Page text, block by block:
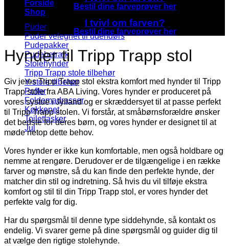
Forside
Shop
Puder
Puder velegnet til udendørs
Pudepakker
Pudebetræk
Stolehynder
Tripp Trapp stole tilbehør
Y-stole tilbehør
Puffer
Foldemadrasser
Køkkenet
Toilettasker
Jul
Bestil dine farveprøver her
I tvivl om farven?
Bestil dine farveprøver her
Hynder til Tripp Trapp stol
Giv jeres Tripp Trapp stol ekstra komfort med hynder til Tripp
Trapp stole fra ABA Living. Vores hynder er produceret på
vores systue i Jylland og er skræddersyet til at passe perfekt
til Tripp Trapp stolen. Vi forstår, at småbørnsforældre ønsker
det bedste for deres børn, og vores hynder er designet til at
møde netop dette behov.
Vores hynder er ikke kun komfortable, men også holdbare og
nemme at rengøre. Derudover er de tilgængelige i en række
farver og mønstre, så du kan finde den perfekte hynde, der
matcher din stil og indretning. Så hvis du vil tilføje ekstra
komfort og stil til din Tripp Trapp stol, er vores hynder det
perfekte valg for dig.
Har du spørgsmål til denne type siddehynde, så kontakt os
endelig. Vi svarer gerne på dine spørgsmål og guider dig til
at vælge den rigtige stolehynde.